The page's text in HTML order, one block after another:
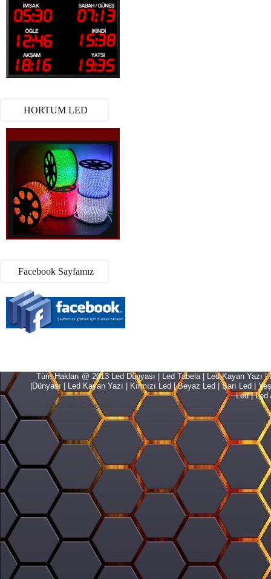
HORTUM LED
Facebook Sayfamız
Tüm Hakları @ 2013 Led Dünyası | Led Tabela | Led Kayan
|Dünyası | Led Kayan Yazı | Kırmızı Led | Beyaz Led | Sarı Led |
Led | Led
Translate Company